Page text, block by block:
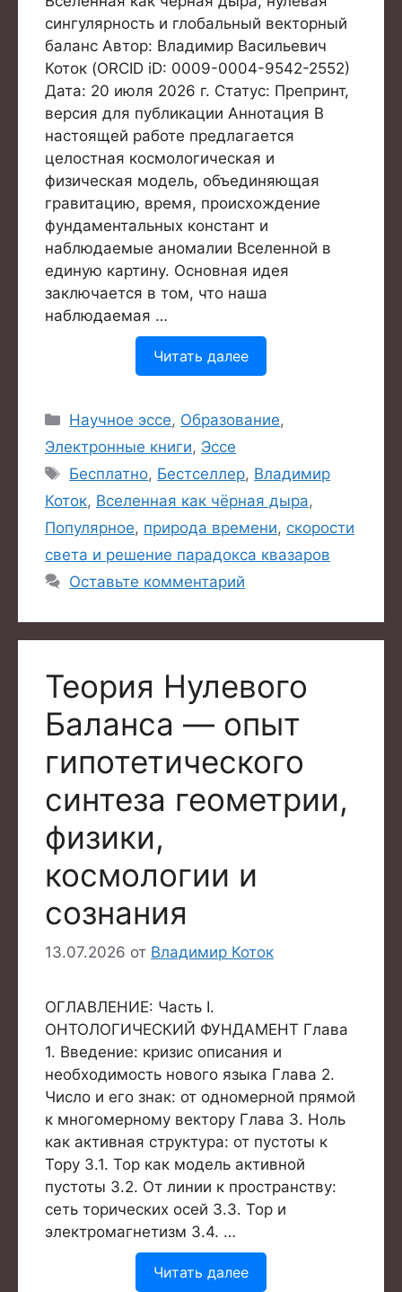
сингулярность и глобальный векторный
баланс Автор: Владимир Васильевич
Коток (ORCID iD: 0009-0004-9542-2552)
Дата: 20 июля 2026 г. Статус: Препринт,
версия для публикации Аннотация В
настоящей работе предлагается
целостная космологическая и
физическая модель, объединяющая
гравитацию, время, происхождение
фундаментальных констант и
наблюдаемые аномалии Вселенной в
единую картину. Основная идея
заключается в том, что наша
наблюдаемая …
Читать далее
Рубрики
Научное эссе, Образование,
Электронные книги, Эссе
Метки
Бесплатно, Бестселлер, Владимир
Коток, Вселенная как чёрная дыра,
Популярное, природа времени, скорости
света и решение парадокса квазаров
Оставьте комментарий
Теория Нулевого
Баланса — опыт
гипотетического
синтеза геометрии,
физики,
космологии и
сознания
13.07.2026 от Владимир Коток
ОГЛАВЛЕНИЕ: Часть I.
ОНТОЛОГИЧЕСКИЙ ФУНДАМЕНТ Глава
1. Введение: кризис описания и
необходимость нового языка Глава 2.
Число и его знак: от одномерной прямой
к многомерному вектору Глава 3. Ноль
как активная структура: от пустоты к
Тору 3.1. Тор как модель активной
пустоты 3.2. От линии к пространству:
сеть торических осей 3.3. Тор и
электромагнетизм 3.4. …
Читать далее